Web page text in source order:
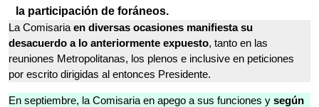
la participación de foráneos.
La Comisaria en diversas ocasiones manifiesta su
desacuerdo a lo anteriormente expuesto, tanto en las
reuniones Metropolitanas, los plenos e inclusive en peticiones
por escrito dirigidas al entonces Presidente.
En septiembre, la Comisaria en apego a sus funciones y según